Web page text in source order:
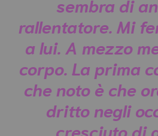
sembra di
rallentatore. Mi
a lui. A mezzo
corpo. La prima
che noto è che
dritto negli
cresciuto di